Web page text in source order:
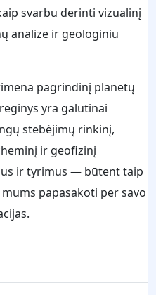
svarbu derinti vizualinį
analize ir geologiniu
pagrindinį planetų
yra galutinai
stebėjimų rinkinį,
ir geofizinį
ir tyrimus — būtent taip
papasakoti per savo